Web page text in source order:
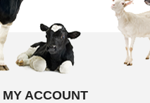
MY ACCOUNT